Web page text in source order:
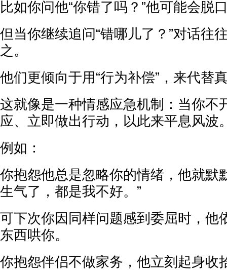
比如你问他“你错了吗？”他可能会脱
但当你继续追问“错哪儿了？”对话往
之。
他们更倾向于用“行为补偿”，来代替
这就像是一种情感应急机制：当你不
应、立即做出行动，以此来平息风波
例如：
你抱怨他总是忽略你的情绪，他就默
生气了，都是我不好。”
可下次你因同样问题感到委屈时，他
东西哄你。
你抱怨伴侣不做家务，他立刻起身收